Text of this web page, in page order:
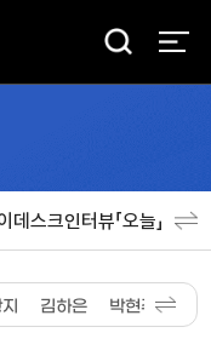
검
데스크인터뷰「오늘」 분야
김하은 박현주